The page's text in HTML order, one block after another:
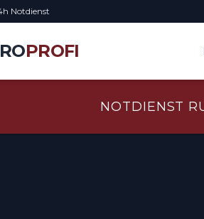
Notdienst
PROFI
NOTDIENST